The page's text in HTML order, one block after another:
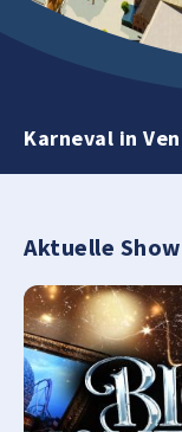
Karneval in
Aktuelle